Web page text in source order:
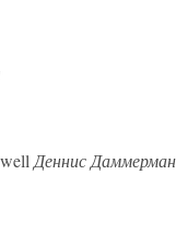
Деннис Даммерман